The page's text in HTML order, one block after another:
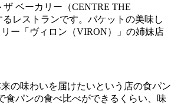
ベーカリー（CENTRE THE
レストランです。バケットの美味し
ー「ヴィロン（VIRON）」の姉妹店
の味わいを届けたいという店の食パン
食パンの食べ比べができるくらい、味